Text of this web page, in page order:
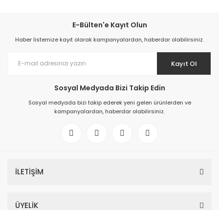
E-Bülten'e Kayıt Olun
Haber listemize kayıt olarak kampanyalardan, haberdar olabilirsiniz.
Kayıt Ol
Sosyal Medyada Bizi Takip Edin
Sosyal medyada bizi takip ederek yeni gelen ürünlerden ve
kampanyalardan, haberdar olabilirsiniz.
İLETİŞİM
ÜYELİK